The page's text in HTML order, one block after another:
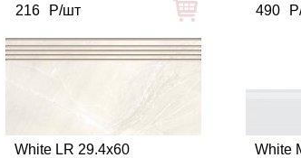
216
Р/шт
490
White LR 29.4x60
White